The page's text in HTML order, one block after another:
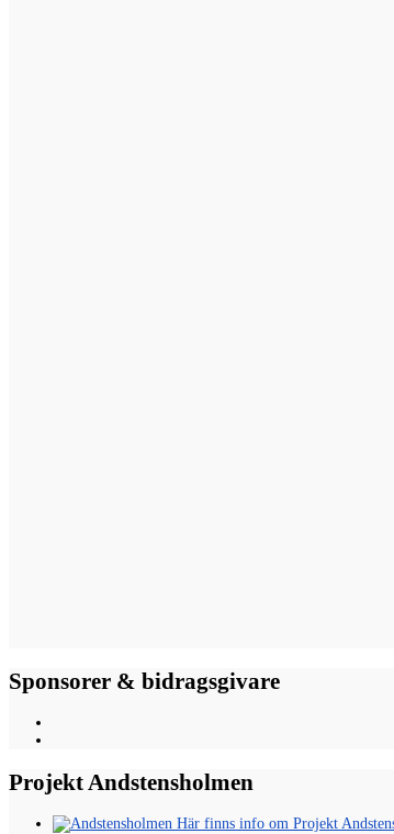
Sponsorer & bidragsgivare
Projekt Andstensholmen